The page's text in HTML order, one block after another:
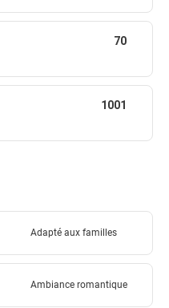
70
1001
Adapté aux familles
Ambiance romantique